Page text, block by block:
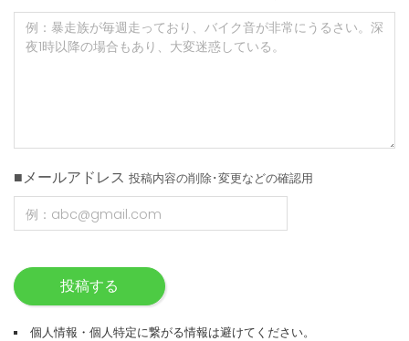
■メールアドレス 投稿内容の削除･変更などの確認用
投稿する
個人情報・個人特定に繋がる情報は避けてください。